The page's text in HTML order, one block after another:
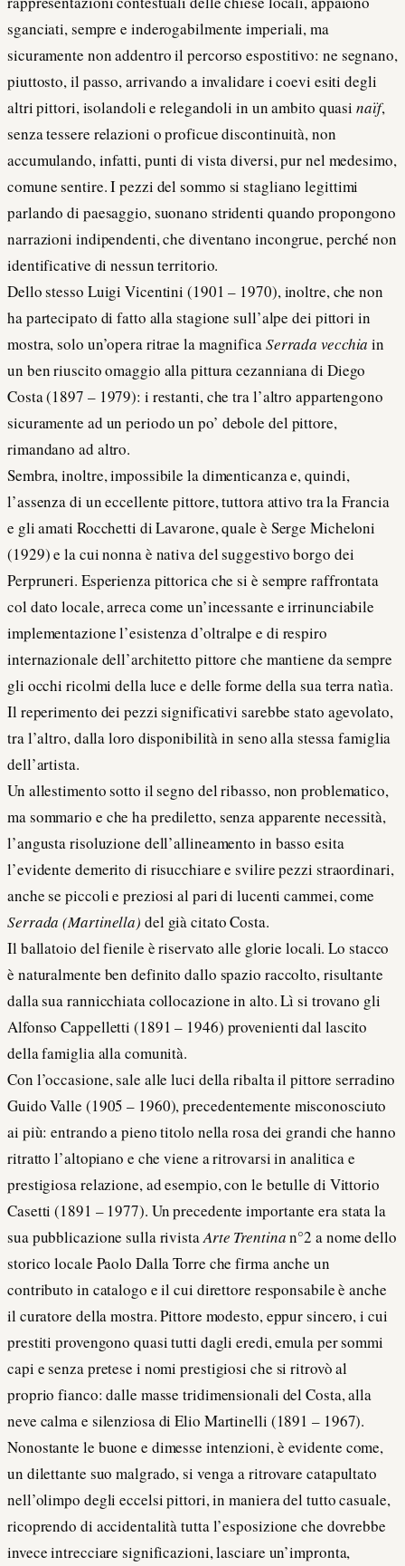
sganciati, sempre e inderogabilmente imperiali, ma
sicuramente non addentro il percorso espostitivo: ne segnano,
piuttosto, il passo, arrivando a invalidare i coevi esiti degli
altri pittori, isolandoli e relegandoli in un ambito quasinaïf,
senza tessere relazioni o proficue discontinuità, non
accumulando, infatti, punti di vista diversi, pur nel medesimo,
comune sentire. I pezzi del sommo si stagliano legittimi
parlando di paesaggio, suonano stridenti quando propongono
narrazioni indipendenti, che diventano incongrue, perché non
identificative di nessun territorio.
Dello stesso Luigi Vicentini (1901 – 1970), inoltre, che non
ha partecipato di fatto alla stagione sull’alpe dei pittori in
mostra, solo un’opera ritrae la magnificaSerrada vecchia in
un ben riuscito omaggio alla pittura cezanniana di Diego
Costa (1897 – 1979): i restanti, che tra l’altro appartengono
sicuramente ad un periodo un po’ debole del pittore,
rimandano ad altro.
Sembra, inoltre, impossibile la dimenticanza e, quindi,
l’assenza di un eccellente pittore, tuttora attivo tra la Francia
e gli amati Rocchetti di Lavarone, quale è Serge Micheloni
(1929) e la cui nonna è nativa del suggestivo borgo dei
Perpruneri. Esperienza pittorica che si è sempre raffrontata
col dato locale, arreca come un’incessante e irrinunciabile
implementazione l’esistenza d’oltralpe e di respiro
internazionale dell’architetto pittore che mantiene da sempre
gli occhi ricolmi della luce e delle forme della sua terra natìa.
Il reperimento dei pezzi significativi sarebbe stato agevolato,
tra l’altro, dalla loro disponibilità in seno alla stessa famiglia
dell’artista.
Un allestimento sotto il segno del ribasso, non problematico,
ma sommario e che ha prediletto, senza apparente necessità,
l’angusta risoluzione dell’allineamento in basso esita
l’evidente demerito di risucchiare e svilire pezzi straordinari,
anche se piccoli e preziosi al pari di lucenti cammei, come
Serrada (Martinella) del già citato Costa.
Il ballatoio del fienile è riservato alle glorie locali. Lo stacco
è naturalmente ben definito dallo spazio raccolto, risultante
dalla sua rannicchiata collocazione in alto. Lì si trovano gli
Alfonso Cappelletti (1891 – 1946) provenienti dal lascito
della famiglia alla comunità.
Con l’occasione, sale alle luci della ribalta il pittore serradino
Guido Valle (1905 – 1960), precedentemente misconosciuto
ai più: entrando a pieno titolo nella rosa dei grandi che hanno
ritratto l’altopiano e che viene a ritrovarsi in analitica e
prestigiosa relazione, ad esempio, con le betulle di Vittorio
Casetti (1891 – 1977). Un precedente importante era stata la
sua pubblicazione sulla rivistaArte Trentinan°2 a nome dello
storico locale Paolo Dalla Torre che firma anche un
contributo in catalogo e il cui direttore responsabile è anche
il curatore della mostra. Pittore modesto, eppur sincero, i cui
prestiti provengono quasi tutti dagli eredi, emula per sommi
capi e senza pretese i nomi prestigiosi che si ritrovò al
proprio fianco: dalle masse tridimensionali del Costa, alla
neve calma e silenziosa di Elio Martinelli (1891 – 1967).
Nonostante le buone e dimesse intenzioni, è evidente come,
un dilettante suo malgrado, si venga a ritrovare catapultato
nell’olimpo degli eccelsi pittori, in maniera del tutto casuale,
ricoprendo di accidentalità tutta l’esposizione che dovrebbe
invece intrecciare significazioni, lasciare un’impronta,